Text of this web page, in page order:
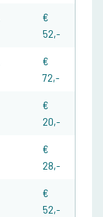
€
52,-
€
72,-
€
20,-
€
28,-
€
52,-